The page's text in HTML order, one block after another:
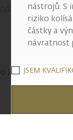
nástrojů. S
riziko
částky a
návratnost
JSEM
© J&T BANKA, a.s.
Důležité informace